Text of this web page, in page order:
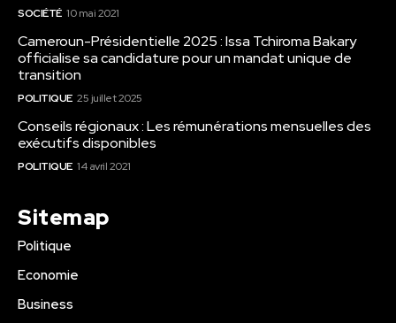
SOCIÉTÉ 10 mai 2021
Cameroun-Présidentielle 2025 : Issa Tchiroma Bakary
officialise sa candidature pour un mandat unique de
transition
POLITIQUE 25 juillet 2025
Conseils régionaux : Les rémunérations mensuelles des
exécutifs disponibles
POLITIQUE 14 avril 2021
Sitemap
Politique
Economie
Business